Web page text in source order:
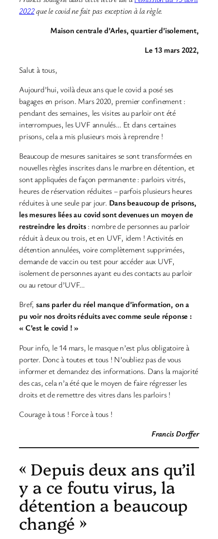
2022que le covid ne fait pas exception à la règle.
Maison centrale d’Arles, quartier d’isolement,
Le 13 mars 2022,
Salut à tous,
Aujourd’hui, voilà deux ans que le covid a posé ses
bagages en prison. Mars 2020, premier confinement :
pendant des semaines, les visites au parloir ont été
interrompues, les UVF annulés… Et dans certaines
prisons, cela a mis plusieurs mois à reprendre !
Beaucoup de mesures sanitaires se sont transformées en
nouvelles règles inscrites dans le marbre en détention, et
sont appliquées de façon permanente : parloirs vitrés,
heures de réservation réduites ‒ parfois plusieurs heures
réduites à une seule par jour. Dans beaucoup de prisons,
les mesures liées au covid sont devenues un moyen de
restreindre les droits: nombre de personnes au parloir
réduit à deux ou trois, et en UVF, idem ! Activités en
détention annulées, voire complètement supprimées,
demande de vaccin ou test pour accéder aux UVF,
isolement de personnes ayant eu des contacts au parloir
ou au retour d’UVF…
Bref,sans parler du réel manque d’information, on a
pu voir nos droits réduits avec comme seule réponse :
« C’est le covid ! »
Pour info, le 14 mars, le masque n’est plus obligatoire à
porter. Donc à toutes et tous ! N’oubliez pas de vous
informer et demandez des informations. Dans la majorité
des cas, cela n’a été que le moyen de faire régresser les
droits et de remettre des vitres dans les parloirs !
Courage à tous ! Force à tous !
Francis Dorffer
« Depuis deux ans qu’il
y a ce foutu virus, la
détention a beaucoup
changé »